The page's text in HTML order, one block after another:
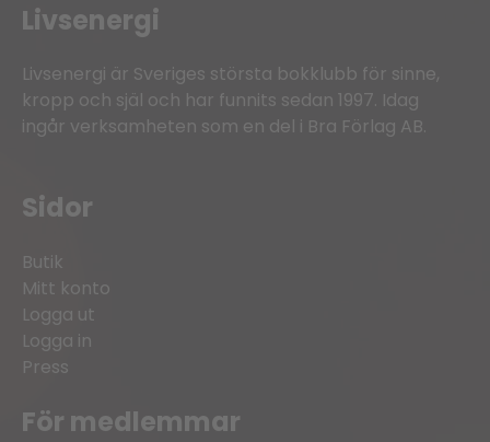
Livsenergi
Livsenergi är Sveriges största bokklubb för sinne,
kropp och själ och har funnits sedan 1997. Idag
ingår verksamheten som en del i Bra Förlag AB.
Sidor
Butik
Mitt konto
Logga ut
Logga in
Press
För medlemmar